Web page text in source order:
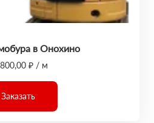
в Онохино
₽ / м
Заказать